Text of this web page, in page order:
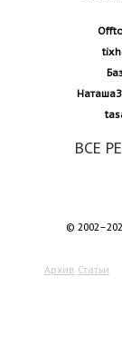
ВСЕ
©
Архив Статьи